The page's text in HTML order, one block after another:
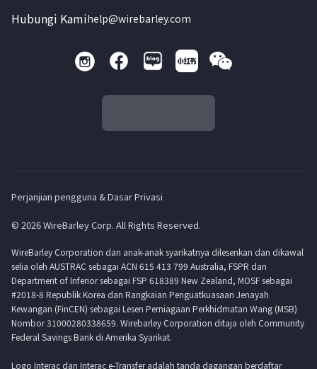
Hubungi Kamihelp@wirebarley.com
Perjanjian pengguna & Dasar Privasi
© 2026 WireBarley Corp. All Rights Reserved.
WireBarley Corporation dan anak-anak syarikatnya dilesenkan dan dikawal
selia oleh AUSTRAC sebagai ACN 615 413 799 Australia, FSPR dan
Department of Inferior sebagai FSP 618389 New Zealand, MOSF sebagai
#2018-8 Republik Korea dan Rangkaian Penguatkuasaan Jenayah
Kewangan (FinCEN) sebagai Lesen Perniagaan Perkhidmatan Wang (MSB)
Nombor 31000280338659. Wirebarley Corporation ditaja oleh Community
Federal Savings Bank di Amerika Syarikat.
Logo Interac dan Interac e-Transfer adalah tanda dagangan berdaftar